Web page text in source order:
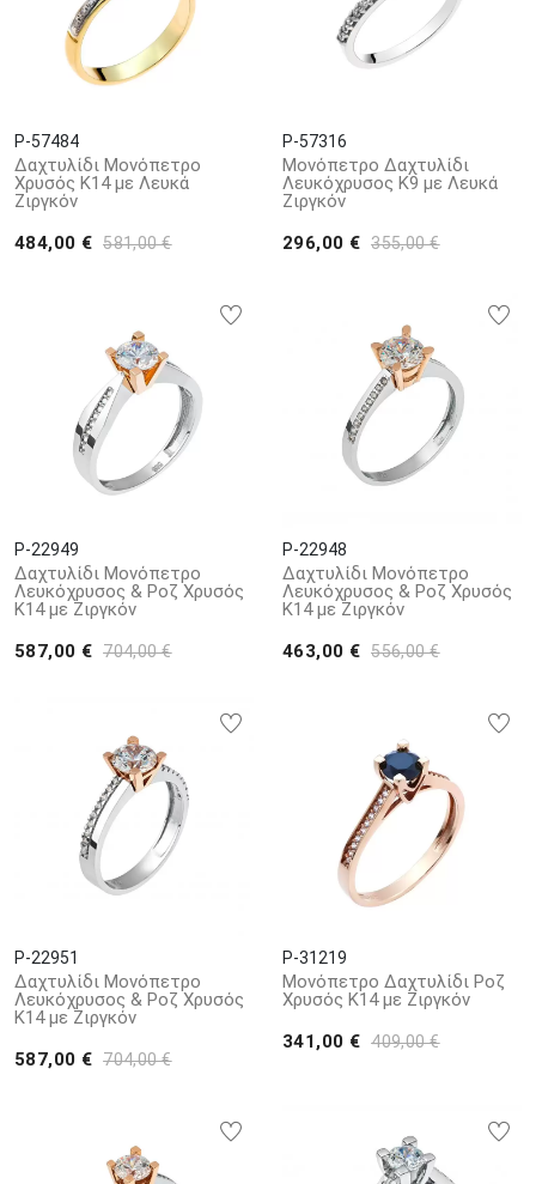
P-57484
Δαχτυλίδι Μονόπετρο
Χρυσός Κ14 με Λευκά
Ζιργκόν
484,00 € 581,00 €
P-57316
Μονόπετρο Δαχτυλίδι
Λευκόχρυσος Κ9 με Λευκά
Ζιργκόν
296,00 € 355,00 €
P-22949
Δαχτυλίδι Μονόπετρο
Λευκόχρυσος & Ροζ Χρυσός
Κ14 με Ζιργκόν
587,00 € 704,00 €
P-22948
Δαχτυλίδι Μονόπετρο
Λευκόχρυσος & Ροζ Χρυσός
Κ14 με Ζιργκόν
463,00 € 556,00 €
P-22951
Δαχτυλίδι Μονόπετρο
Λευκόχρυσος & Ροζ Χρυσός
Κ14 με Ζιργκόν
587,00 € 704,00 €
P-31219
Μονόπετρο Δαχτυλίδι Ροζ
Χρυσός Κ14 με Ζιργκόν
341,00 € 409,00 €